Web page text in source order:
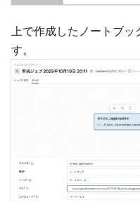
上で作成したノートブ
す。